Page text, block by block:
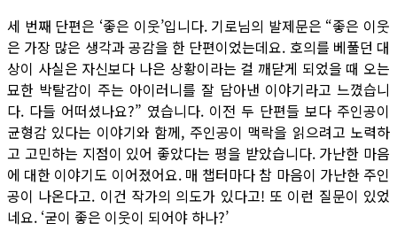
세 번째 단편은 ‘좋은 이웃’입니다. 기로님의 발제문은 “좋은 이웃
은 가장 많은 생각과 공감을 한 단편이었는데요. 호의를 베풀던 대
상이 사실은 자신보다 나은 상황이라는 걸 깨닫게 되었을 때 오는
묘한 박탈감이 주는 아이러니를 잘 담아낸 이야기라고 느꼈습니
다. 다들 어떠셨나요?” 였습니다. 이전 두 단편들 보다 주인공이
균형감 있다는 이야기와 함께, 주인공이 맥락을 읽으려고 노력하
고 고민하는 지점이 있어 좋았다는 평을 받았습니다. 가난한 마음
에 대한 이야기도 이어졌어요. 매 챕터마다 참 마음이 가난한 주인
공이 나온다고. 이건 작가의 의도가 있다고! 또 이런 질문이 있었
네요. ‘굳이 좋은 이웃이 되어야 하나?’